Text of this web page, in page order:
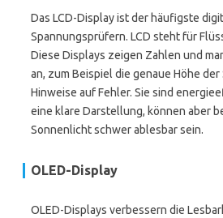
Das LCD-Display ist der häufigste
Spannungsprüfern. LCD steht für
Diese Displays zeigen Zahlen und
an, zum Beispiel die genaue Höhe
Hinweise auf Fehler. Sie sind
eine klare Darstellung, können aber
Sonnenlicht schwer ablesbar sein.
OLED-Display
OLED-Displays verbessern die